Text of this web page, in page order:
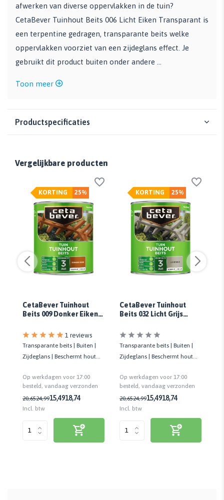
afwerken van diverse oppervlakken in de tuin?
CetaBever Tuinhout Beits 006 Licht Eiken Transparant is
een terpentine gedragen, transparante beits welke
oppervlakken voorziet van een zijdeglans effect. Je
gebruikt dit product buiten onder andere ...
Toon meer
Productspecificaties
Vergelijkbare producten
25%
KORTING
CetaBever Tuinhout
Beits 009 Donker Eiken
1 reviews
Transparante beits | Buiten |
Zijdeglans | Beschermt hout
Op werkdagen voor 17:00
besteld, vandaag verzonden
20,6524,9915,4918,74
Incl. btw
25%
KORTING
CetaBever Tuinhout
Beits 032 Licht Grijs
Transparante beits | Buiten |
Zijdeglans | Beschermt hout
Op werkdagen voor 17:00
besteld, vandaag verzonden
20,6524,9915,4918,74
Incl. btw